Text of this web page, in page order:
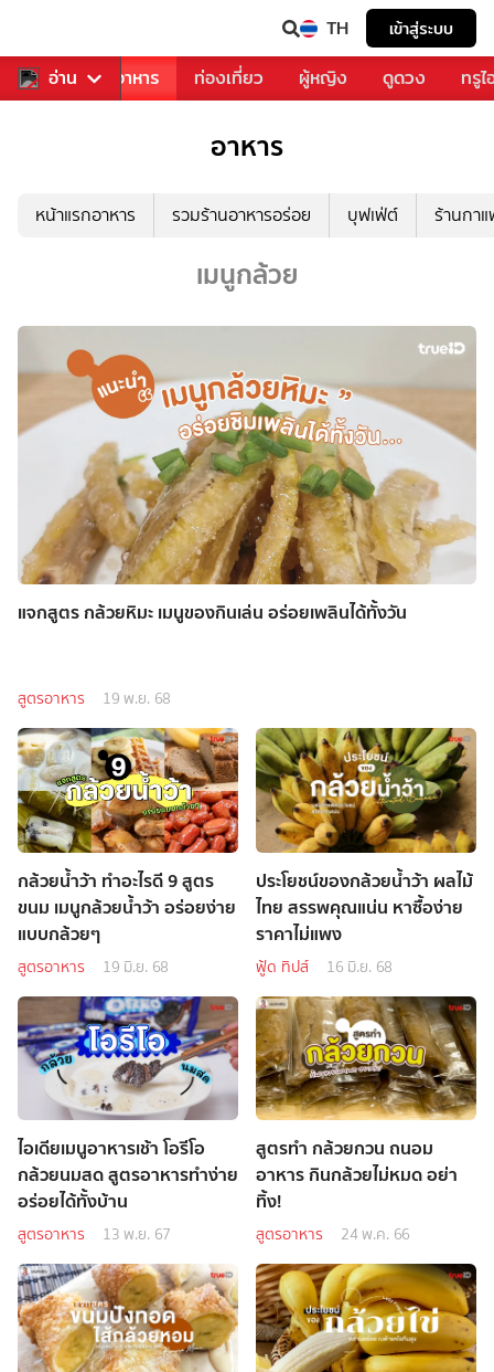
TH เข้าสู่ระบบ
อ่าน
การเพลง อาหาร ท่องเที่ยว ผู้หญิง ดูดวง ทรู
อาหาร
หน้าแรกอาหาร รวมร้านอาหารอร่อย บุฟเฟ่ต์ ร้านกา
เมนูกล้วย
แจกสูตร กล้วยหิมะ เมนูของกินเล่น อร่อยเพลินได้ทั้งวัน
สูตรอาหาร 19 พ.ย. 68
กล้วยน้ำว้า ทำอะไรดี 9 สูตร
ขนม เมนูกล้วยน้ำว้า อร่อยง่าย
แบบกล้วยๆ
สูตรอาหาร 19 มิ.ย. 68
ประโยชน์ของกล้วยน้ำว้า ผลไม้
ไทย สรรพคุณแน่น หาซื้อง่าย
ราคาไม่แพง
ฟู้ด ทิปส์ 16 มิ.ย. 68
ไอเดียเมนูอาหารเช้า โอรีโอ
กล้วยนมสด สูตรอาหารทำง่าย
อร่อยได้ทั้งบ้าน
สูตรอาหาร 13 พ.ย. 67
สูตรทำ กล้วยกวน ถนอม
อาหาร กินกล้วยไม่หมด อย่า
ทิ้ง!
สูตรอาหาร 24 พ.ค. 66